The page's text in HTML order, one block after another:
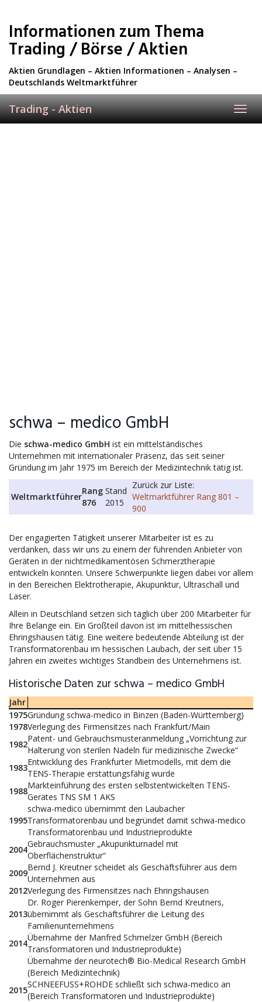
main
content
Informationen zum Thema
Trading / Börse / Aktien
Aktien Grundlagen – Aktien Informationen – Analysen –
Deutschlands Weltmarktführer
Trading - Aktien
schwa – medico GmbH
Die schwa-medico GmbH ist ein mittelständisches
Unternehmen mit internationaler Präsenz, das seit seiner
Gründung im Jahr 1975 im Bereich der Medizintechnik tätig ist.
Weltmarktführer
Rang
876
Stand
2015
Zurück zur Liste:
Weltmarktführer Rang 801 –
900
Der engagierten Tätigkeit unserer Mitarbeiter ist es zu
verdanken, dass wir uns zu einem der führenden Anbieter von
Geräten in der nichtmedikamentösen Schmerztherapie
entwickeln konnten. Unsere Schwerpunkte liegen dabei vor allem
in den Bereichen Elektrotherapie, Akupunktur, Ultraschall und
Laser.
Allein in Deutschland setzen sich täglich über 200 Mitarbeiter für
Ihre Belange ein. Ein Großteil davon ist im mittelhessischen
Ehringshausen tätig. Eine weitere bedeutende Abteilung ist der
Transformatorenbau im hessischen Laubach, der seit über 15
Jahren ein zweites wichtiges Standbein des Unternehmens ist.
Historische Daten zur schwa – medico GmbH
Jahr
1975Gründung schwa-medico in Binzen (Baden-Württemberg)
1978Verlegung des Firmensitzes nach Frankfurt/Main
1982
Patent- und Gebrauchsmusteranmeldung „Vorrichtung zur
Halterung von sterilen Nadeln für medizinische Zwecke“
1983
Entwicklung des Frankfurter Mietmodells, mit dem die
TENS-Therapie erstattungsfähig wurde
1988
Markteinführung des ersten selbstentwickelten TENS-
Gerätes TNS SM 1 AKS
1995
schwa-medico übernimmt den Laubacher
Transformatorenbau und begründet damit schwa-medico
Transformatorenbau und Industrieprodukte
2004
Gebrauchsmuster „Akupunkturnadel mit
Oberflächenstruktur“
2009
Bernd J. Kreutner scheidet als Geschäftsführer aus dem
Unternehmen aus
2012Verlegung des Firmensitzes nach Ehringshausen
2013
Dr. Roger Pierenkemper, der Sohn Bernd Kreutners,
übernimmt als Geschäftsführer die Leitung des
Familienunternehmens
2014
Übernahme der Manfred Schmelzer GmbH (Bereich
Transformatoren und Industrieprodukte)
Übernahme der neurotech® Bio-Medical Research GmbH
(Bereich Medizintechnik)
2015
SCHNEEFUSS+ROHDE schließt sich schwa-medico an
(Bereich Transformatoren und Industrieprodukte)